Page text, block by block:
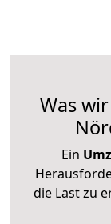
Was
Ein
die Last zu